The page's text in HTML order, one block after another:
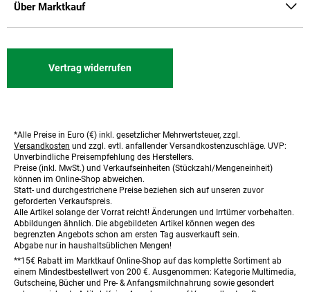
Über Marktkauf
Vertrag widerrufen
Fußnoten
*Alle Preise in Euro (€) inkl. gesetzlicher Mehrwertsteuer, zzgl.
Versandkosten und zzgl. evtl. anfallender Versandkostenzuschläge. UVP:
Unverbindliche Preisempfehlung des Herstellers.
Preise (inkl. MwSt.) und Verkaufseinheiten (Stückzahl/Mengeneinheit)
können im Online-Shop abweichen.
Statt- und durchgestrichene Preise beziehen sich auf unseren zuvor
geforderten Verkaufspreis.
Alle Artikel solange der Vorrat reicht! Änderungen und Irrtümer vorbehalten.
Abbildungen ähnlich. Die abgebildeten Artikel können wegen des
begrenzten Angebots schon am ersten Tag ausverkauft sein.
Abgabe nur in haushaltsüblichen Mengen!
**15€ Rabatt im Marktkauf Online-Shop auf das komplette Sortiment ab
einem Mindestbestellwert von 200 €. Ausgenommen: Kategorie Multimedia,
Gutscheine, Bücher und Pre- & Anfangsmilchnahrung sowie gesondert